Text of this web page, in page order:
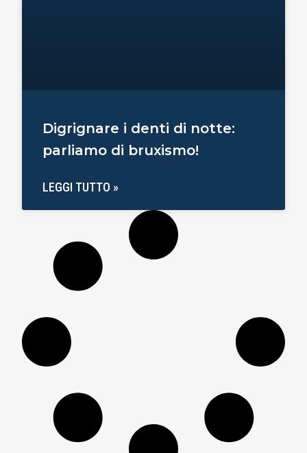
Digrignare i denti di notte:
parliamo di bruxismo!
LEGGI TUTTO »